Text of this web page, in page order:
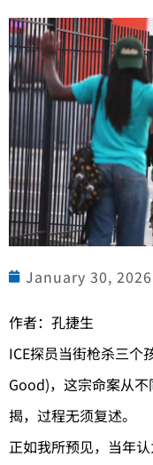
January 30, 2026
作者：孔捷生
ICE探员当街枪杀三个
Good)，这宗命案从
揭，过程无须复述。
正如我所预见，当年